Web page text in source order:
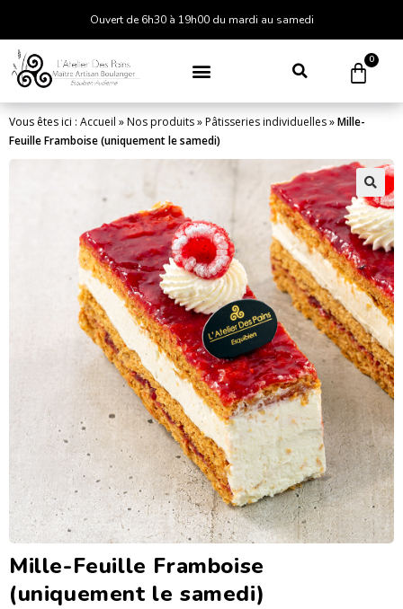
Ouvert de 6h30 à 19h00 du mardi au samedi
0
Vous êtes ici : Accueil » Nos produits» Pâtisseries individuelles»Mille-
Feuille Framboise (uniquement le samedi)
Mille-Feuille Framboise
(uniquement le samedi)